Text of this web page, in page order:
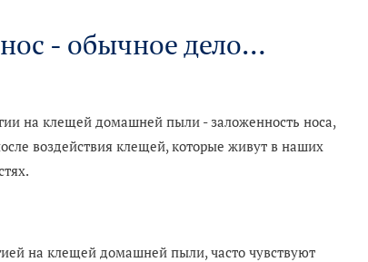
- обычное дело…
на клещей домашней пыли - заложенность носа,
воздействия клещей, которые живут в наших
на клещей домашней пыли, часто чувствуют